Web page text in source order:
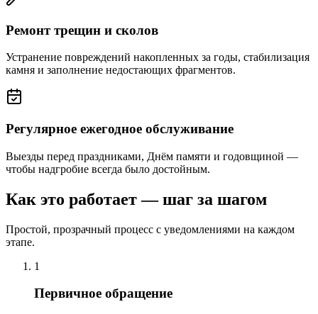
Ремонт трещин и сколов
Устранение повреждений накопленных за годы, стабилизация
камня и заполнение недостающих фрагментов.
Регулярное ежегодное обслуживание
Выезды перед праздниками, Днём памяти и годовщиной —
чтобы надгробие всегда было достойным.
Как это работает — шаг за шагом
Простой, прозрачный процесс с уведомлениями на каждом
этапе.
1
Первичное обращение